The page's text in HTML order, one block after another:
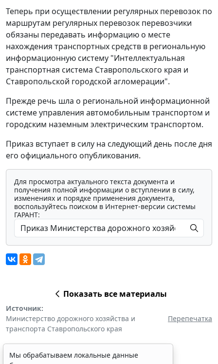
Теперь при осуществлении регулярных перевозок по
маршрутам регулярных перевозок перевозчики
обязаны передавать информацию о месте
нахождения транспортных средств в региональную
информационную систему "Интеллектуальная
транспортная система Ставропольского края и
Ставропольской городской агломерации".
Прежде речь шла о региональной информационной
системе управления автомобильным транспортом и
городским наземным электрическим транспортом.
Приказ вступает в силу на следующий день после дня
его официального опубликования.
Для просмотра актуального текста документа и
получения полной информации о вступлении в силу,
изменениях и порядке применения документа,
воспользуйтесь поиском в Интернет-версии системы
ГАРАНТ:
Показать все материалы
Источник:
Министерство дорожного хозяйства и
транспорта Ставропольского края
Перепечатка
Мы обрабатываем локальные данные